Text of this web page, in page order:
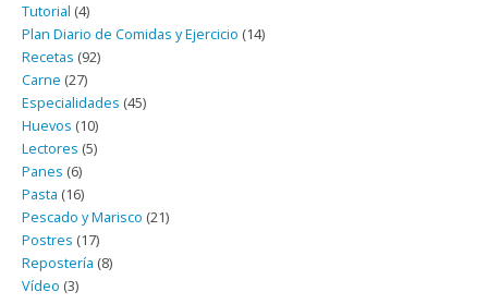
Tutorial (4)
Plan Diario de Comidas y Ejercicio (14)
Recetas (92)
Carne (27)
Especialidades (45)
Huevos (10)
Lectores (5)
Panes (6)
Pasta (16)
Pescado y Marisco (21)
Postres (17)
Repostería (8)
Vídeo (3)